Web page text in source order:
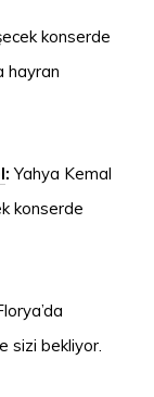
konserde
hayran
: Yahya Kemal
konserde
sizi bekliyor.